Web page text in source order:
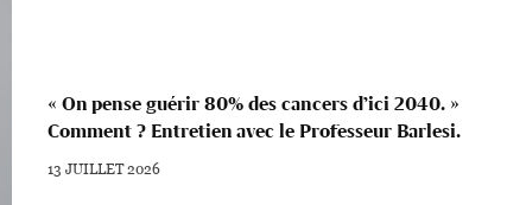
« On pense guérir 80% des cancers d’ici 2040. »
Comment ? Entretien avec le Professeur Barlesi.
13 JUILLET 2026